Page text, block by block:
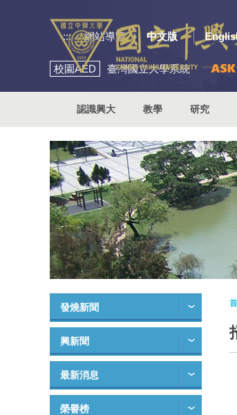
::: 網站導覽 中文版
校園AED 臺灣國立大學系統
認識興大 教學 研究
發燒新聞
興新聞
最新消息
榮譽榜